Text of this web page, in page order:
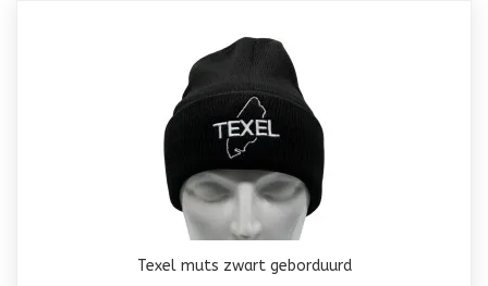
Texel muts zwart geborduurd